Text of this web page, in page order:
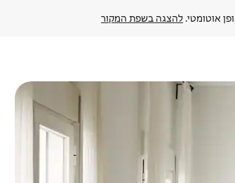
אוטומטי. להצגה בשפת המקור